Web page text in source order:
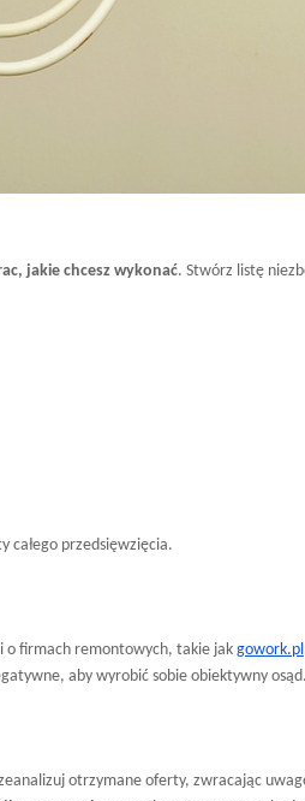
jakie chcesz wykonać. Stwórz listę
całego przedsięwzięcia.
o firmach remontowych, takie jak gowork.pl
aby wyrobić sobie obiektywny osąd.
otrzymane oferty, zwracając